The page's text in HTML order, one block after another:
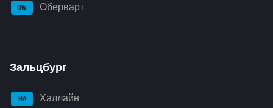
OW Оберварт
Зальцбург
HA Халлайн